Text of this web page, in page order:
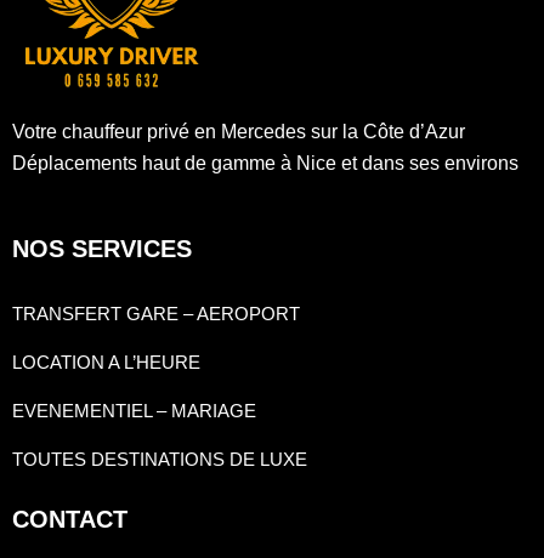
Votre chauffeur privé en Mercedes sur la Côte d’Azur
Déplacements haut de gamme à Nice et dans ses environs
NOS SERVICES
TRANSFERT GARE – AEROPORT
LOCATION A L’HEURE
EVENEMENTIEL – MARIAGE
TOUTES DESTINATIONS DE LUXE
CONTACT